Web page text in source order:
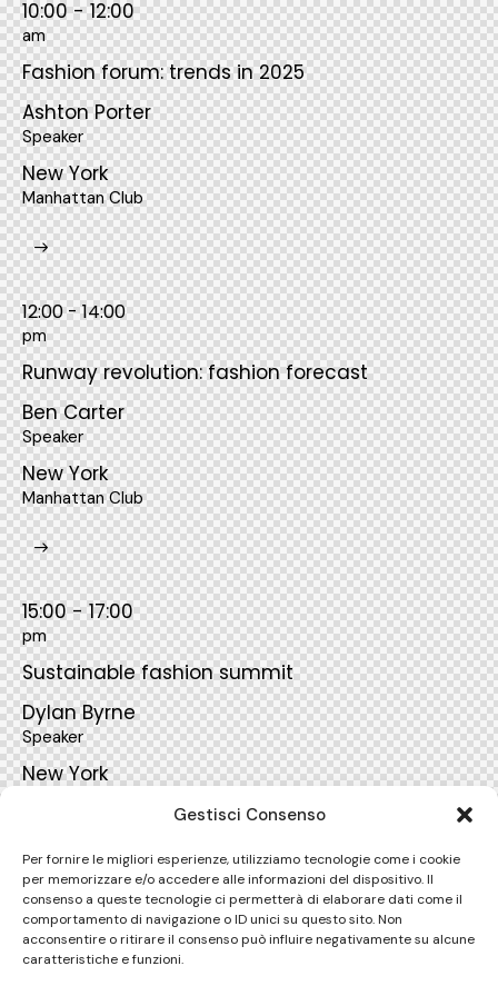
Gestisci Consenso
Per fornire le migliori esperienze, utilizziamo tecnologie come i cookie
per memorizzare e/o accedere alle informazioni del dispositivo. Il
consenso a queste tecnologie ci permetterà di elaborare dati come il
comportamento di navigazione o ID unici su questo sito. Non
acconsentire o ritirare il consenso può influire negativamente su alcune
caratteristiche e funzioni.
10:00 - 12:00
am
Fashion forum: trends in 2025
Ashton Porter
Speaker
New York
Manhattan Club
12:00 - 14:00
pm
Runway revolution: fashion forecast
Ben Carter
Speaker
New York
Manhattan Club
15:00 - 17:00
pm
Sustainable fashion summit
Dylan Byrne
Speaker
New York
17:00 - 19:00
pm